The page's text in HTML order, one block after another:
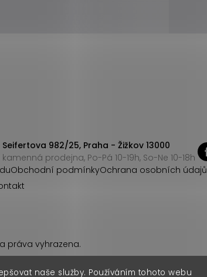
naše služby. Používáním tohoto webu
Seifertova 982/25, Praha - Žižkov 13000
kamenná prodejna, Po-Pá 10-19h, So-Ne 10-18h
Obchodní podmínkyOchrana osobních údajů
práva vyhrazena.